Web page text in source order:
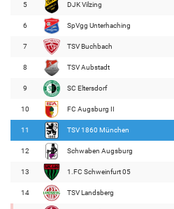
5 DJK Vilzing
6 SpVgg Unterhaching
7 TSV Buchbach
8 TSV Aubstadt
9 SC Eltersdorf
10 FC Augsburg II
11 TSV 1860 München
12 Schwaben Augsburg
13 1.FC Schweinfurt 05
14 TSV Landsberg